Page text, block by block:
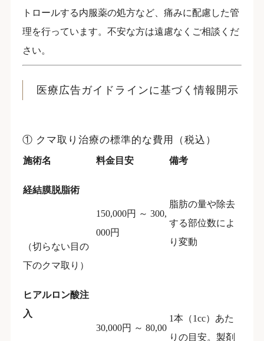
トロールする内服薬の処方など、痛みに配慮した管
理を行っています。不安な方は遠慮なくご相談くだ
さい。
医療広告ガイドラインに基づく情報開示
① クマ取り治療の標準的な費用（税込）
施術名 料金目安 備考
経結膜脱脂術
（切らない目の
下のクマ取り）
150,000円 ～ 300,
000円
脂肪の量や除去
する部位数によ
り変動
ヒアルロン酸注
入
30,000円 ～ 80,00
1本（1cc）あた
りの目安。製剤